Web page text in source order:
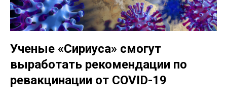
Ученые «Сириуса» смогут
выработать рекомендации по
ревакцинации от COVID-19